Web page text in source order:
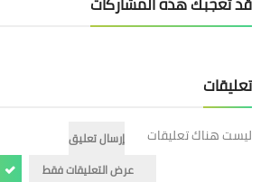
تعليقات
ليست هناك تعليقات
إرسال تعليق
عرض التعليقات فقط